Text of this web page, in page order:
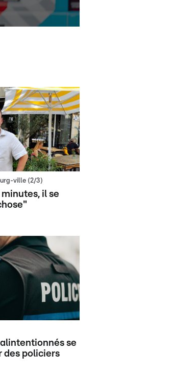
ville (2/3)
il se
se
des policiers